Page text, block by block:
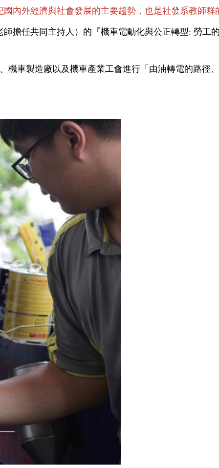
國內外經濟與社會發展的主要趨勢，也是社發系教師群
擔任共同主持人）的『機車電動化與公正轉型: 勞工
機車製造廠以及機車產業工會進行「由油轉電的路徑